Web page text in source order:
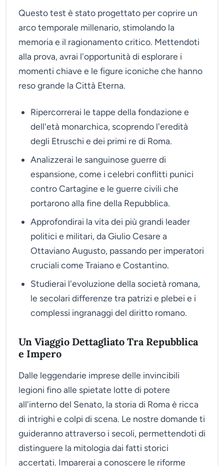
Questo test è stato progettato per coprire un
arco temporale millenario, stimolando la
memoria e il ragionamento critico. Mettendoti
alla prova, avrai l'opportunità di esplorare i
momenti chiave e le figure iconiche che hanno
reso grande la Città Eterna.
Ripercorrerai le tappe della fondazione e
dell'età monarchica, scoprendo l'eredità
degli Etruschi e dei primi re di Roma.
Analizzerai le sanguinose guerre di
espansione, come i celebri conflitti punici
contro Cartagine e le guerre civili che
portarono alla fine della Repubblica.
Approfondirai la vita dei più grandi leader
politici e militari, da Giulio Cesare a
Ottaviano Augusto, passando per imperatori
cruciali come Traiano e Costantino.
Studierai l'evoluzione della società romana,
le secolari differenze tra patrizi e plebei e i
complessi ingranaggi del diritto romano.
Un Viaggio Dettagliato Tra Repubblica
e Impero
Dalle leggendarie imprese delle invincibili
legioni fino alle spietate lotte di potere
all'interno del Senato, la storia di Roma è ricca
di intrighi e colpi di scena. Le nostre domande ti
guideranno attraverso i secoli, permettendoti di
distinguere la mitologia dai fatti storici
accertati. Imparerai a conoscere le riforme